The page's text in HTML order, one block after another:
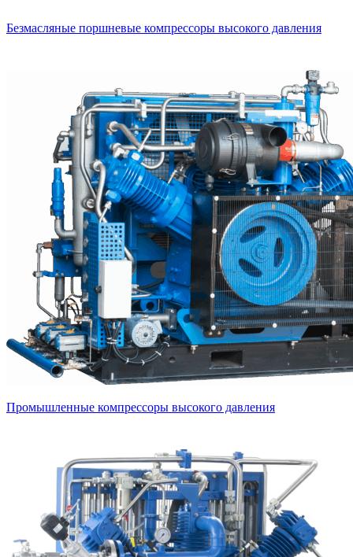
Безмасляные поршневые компрессоры высокого давления
Промышленные компрессоры высокого давления